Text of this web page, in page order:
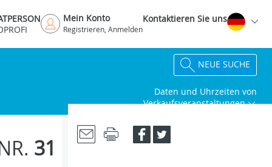
Mein Konto
Registrieren, Anmelden
Kontaktieren Sie uns
NEUE SUCHE
Daten und Uhrzeiten von
Verkaufsveranstaltungen
31